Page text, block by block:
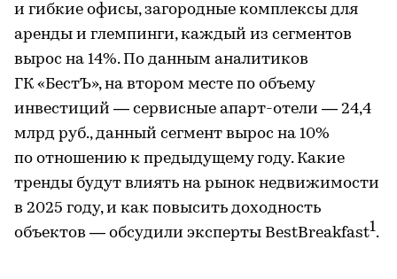
и гибкие офисы, загородные комплексы для
аренды и глемпинги, каждый из сегментов
вырос на 14%. По данным аналитиков
ГК «БестЪ», на втором месте по объему
инвестиций — сервисные апарт-отели — 24,4
млрд руб., данный сегмент вырос на 10%
по отношению к предыдущему году. Какие
тренды будут влиять на рынок недвижимости
в 2025 году, и как повысить доходность
объектов — обсудили эксперты BestBreakfast1.